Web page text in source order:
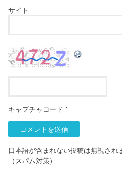
サイト
キャプチャコード *
日本語が含まれない投稿は無視され
（スパム対策）